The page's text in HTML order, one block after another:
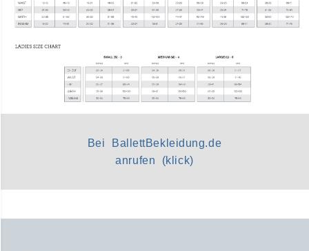
Bei BallettBekleidung.de
anrufen (klick)